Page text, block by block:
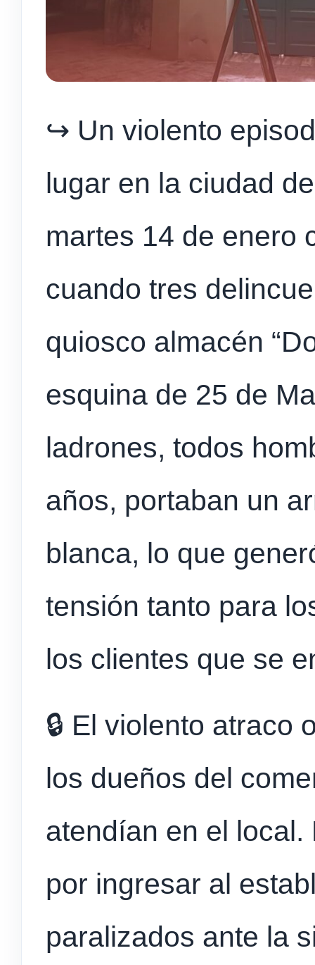
↪️ Un violento
lugar en la ciudad
martes 14 de enero
cuando tres
quiosco almacén
esquina de 25 de
ladrones, todos
años, portaban un
blanca, lo que
tensión tanto para
los clientes que se
🔒 El violento atraco
los dueños del
atendían en el
por ingresar al
paralizados ante la